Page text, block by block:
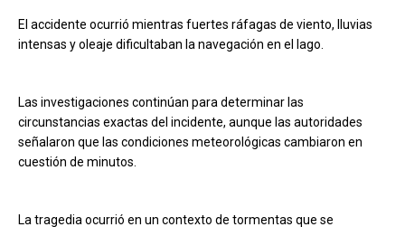
El accidente ocurrió mientras fuertes ráfagas de viento, lluvias
intensas y oleaje dificultaban la navegación en el lago.
Las investigaciones continúan para determinar las
circunstancias exactas del incidente, aunque las autoridades
señalaron que las condiciones meteorológicas cambiaron en
cuestión de minutos.
La tragedia ocurrió en un contexto de tormentas que se